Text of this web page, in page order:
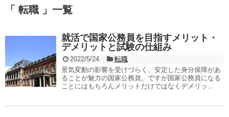
「 転職 」一覧
就活で国家公務員を目指すメリット・
デメリットと試験の仕組み
2022/5/24
転職
景気変動の影響を受けづらく、安定した身分保障があ
ることが魅力の国家公務員。ですが国家公務員になる
ことにはもちろんメリットだけではなくデメリッ...